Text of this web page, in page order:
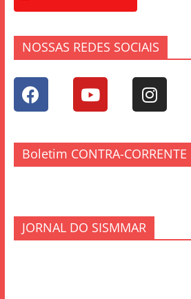
NOSSAS REDES SOCIAIS
Boletim CONTRA-CORRENTE
JORNAL DO SISMMAR